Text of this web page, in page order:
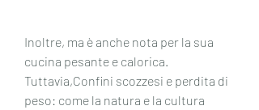
Inoltre, ma è anche nota per la sua
cucina pesante e calorica.
Tuttavia,Confini scozzesi e perdita di
peso: come la natura e la cultura